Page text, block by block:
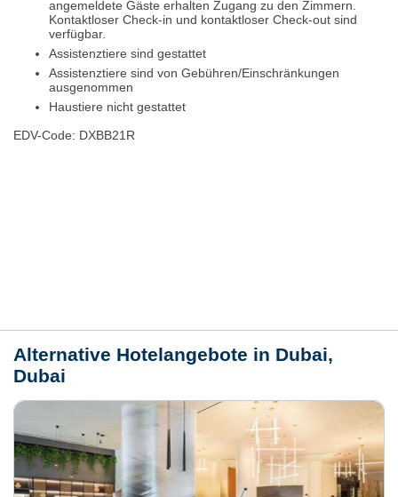
angemeldete Gäste erhalten Zugang zu den Zimmern.
Kontaktloser Check-in und kontaktloser Check-out sind
verfügbar.
Assistenztiere sind gestattet
Assistenztiere sind von Gebühren/Einschränkungen
ausgenommen
Haustiere nicht gestattet
EDV-Code: DXBB21R
Alternative Hotelangebote in Dubai,
Dubai